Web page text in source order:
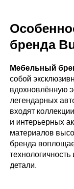
бренда
Мебельный
собой
вдохновлённую
легендарных
входят
и интерьерных
материалов
бренда
детали.